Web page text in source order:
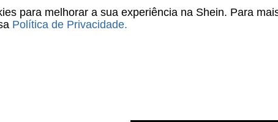
para melhorar a sua experiência na Shein. Para
Política de Privacidade.